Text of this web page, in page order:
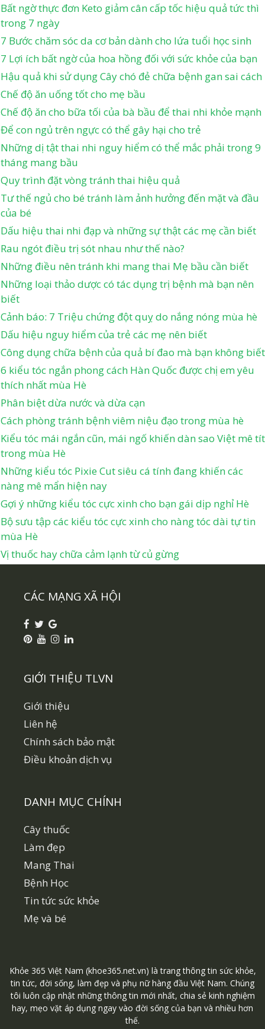
Bất ngờ thực đơn Keto giảm cân cấp tốc hiệu quả tức thì
trong 7 ngày
7 Bước chăm sóc da cơ bản dành cho lứa tuổi học sinh
7 Lợi ích bất ngờ của hoa hồng đối với sức khỏe của bạn
Hậu quả khi sử dụng Cây chó đẻ chữa bệnh gan sai cách
Chế độ ăn uống tốt cho mẹ bầu
Chế độ ăn cho bữa tối của bà bầu để thai nhi khỏe mạnh
Để con ngủ trên ngực có thể gây hại cho trẻ
Những dị tật thai nhi nguy hiểm có thể mắc phải trong 9
tháng mang bầu
Quy trình đặt vòng tránh thai hiệu quả
Tư thế ngủ cho bé tránh làm ảnh hưởng đến mặt và đầu
của bé
Dấu hiệu thai nhi đạp và những sự thật các mẹ cần biết
Rau ngót điều trị sót nhau như thế nào?
Những điều nên tránh khi mang thai Mẹ bầu cần biết
Những loại thảo dược có tác dụng trị bệnh mà bạn nên
biết
Cảnh báo: 7 Triệu chứng đột quỵ do nắng nóng mùa hè
Dấu hiệu nguy hiểm của trẻ các mẹ nên biết
Công dụng chữa bệnh của quả bí đao mà bạn không biết
6 kiểu tóc ngắn phong cách Hàn Quốc được chị em yêu
thích nhất mùa Hè
Phân biệt dừa nước và dừa cạn
Cách phòng tránh bệnh viêm niệu đạo trong mùa hè
Kiểu tóc mái ngắn cũn, mái ngố khiến dàn sao Việt mê tít
trong mùa Hè
Những kiểu tóc Pixie Cut siêu cá tính đang khiến các
nàng mê mẩn hiện nay
Gợi ý những kiểu tóc cực xinh cho bạn gái dịp nghỉ Hè
Bộ sưu tập các kiểu tóc cực xinh cho nàng tóc dài tự tin
mùa Hè
Vị thuốc hay chữa cảm lạnh từ củ gừng
CÁC MẠNG XÃ HỘI
GIỚI THIỆU TLVN
Giới thiệu
Liên hệ
Chính sách bảo mật
Điều khoản dịch vụ
DANH MỤC CHÍNH
Cây thuốc
Làm đẹp
Mang Thai
Bệnh Học
Tin tức sức khỏe
Mẹ và bé
Khỏe 365 Việt Nam (khoe365.net.vn) là trang thông tin sức khỏe,
tin tức, đời sống, làm đẹp và phụ nữ hàng đầu Việt Nam. Chúng
tôi luôn cập nhật những thông tin mới nhất, chia sẻ kinh nghiệm
hay, mẹo vặt áp dụng ngay vào đời sống của bạn và nhiều hơn
thế.